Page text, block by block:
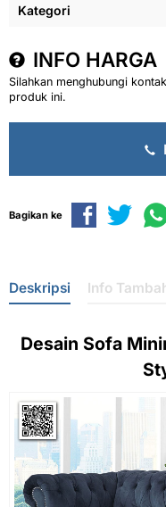
Kategori
INFO HARGA
Silahkan menghubungi
produk ini.
Bagikan ke
Deskripsi Info
Desain Sofa